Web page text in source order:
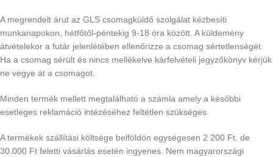
A megrendelt árut az GLS csomagküldő szolgálat kézbesíti
munkanapokon, hétfőtől-péntekig 9-18 óra között. A küldemény
átvételekor a futár jelenlétében ellenőrizze a csomag sértetlenségét.
Ha a csomag sérült és nincs mellékelve kárfelvételi jegyzőkönyv kérjük
ne vegye át a csomagot.
Minden termék mellett megtalálható a számla amely a későbbi
esetleges reklamáció intézéséhez feltétlen szükséges.
A termékek szállítási költsége belföldön egységesen 2 200 Ft, de
30.000 Ft feletti vásárlás esetén ingyenes. Nem magyarországi